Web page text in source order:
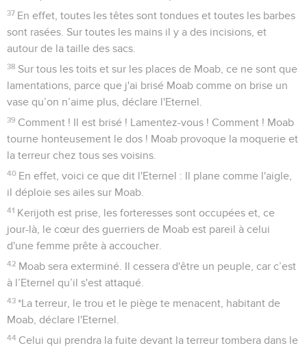
37 En effet, toutes les têtes sont tondues et toutes les barbes
sont rasées. Sur toutes les mains il y a des incisions, et
autour de la taille des sacs.
38 Sur tous les toits et sur les places de Moab, ce ne sont que
lamentations, parce que j'ai brisé Moab comme on brise un
vase qu’on n’aime plus, déclare l'Eternel.
39 Comment ! Il est brisé ! Lamentez-vous ! Comment ! Moab
tourne honteusement le dos ! Moab provoque la moquerie et
la terreur chez tous ses voisins.
40 En effet, voici ce que dit l'Eternel : Il plane comme l'aigle,
il déploie ses ailes sur Moab.
41 Kerijoth est prise, les forteresses sont occupées et, ce
jour-là, le cœur des guerriers de Moab est pareil à celui
d'une femme prête à accoucher.
42 Moab sera exterminé. Il cessera d'être un peuple, car c’est
à l’Eternel qu’il s'est attaqué.
43 *La terreur, le trou et le piège te menacent, habitant de
Moab, déclare l'Eternel.
44 Celui qui prendra la fuite devant la terreur tombera dans le